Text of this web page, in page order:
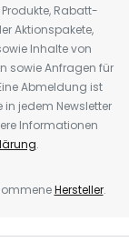
Rabatt-
Aktionspakete,
Inhalte von
sowie Anfragen für
Abmeldung ist
jedem Newsletter
Informationen
.
Hersteller.